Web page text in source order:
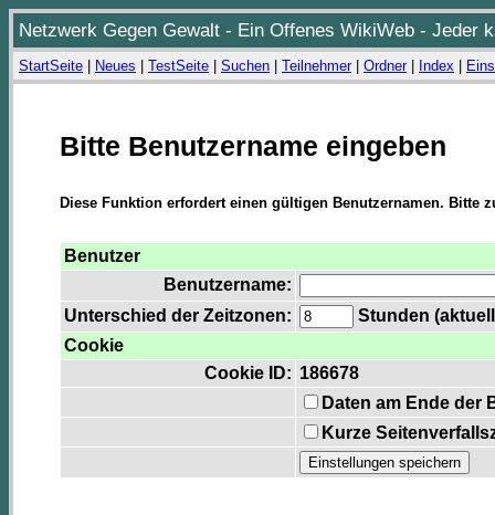
Netzwerk Gegen Gewalt - Ein Offenes WikiWeb - Jeder
StartSeite Neues TestSeite Suchen Teilnehmer| Ordner| Index
Bitte Benutzername eingeben
Diese Funktion erfordert einen gültigen Benutzernamen. Bitte
Benutzer
Benutzername:
Unterschied der Zeitzonen:
Stunden
Cookie
Cookie ID: 186678
Daten am Ende der
Kurze